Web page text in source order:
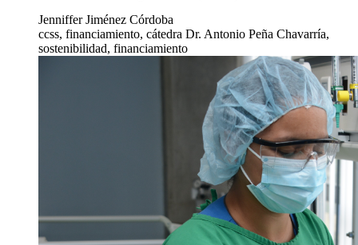
Jenniffer Jiménez Córdoba
ccss, financiamiento, cátedra Dr. Antonio Peña Chavarría,
sostenibilidad, financiamiento